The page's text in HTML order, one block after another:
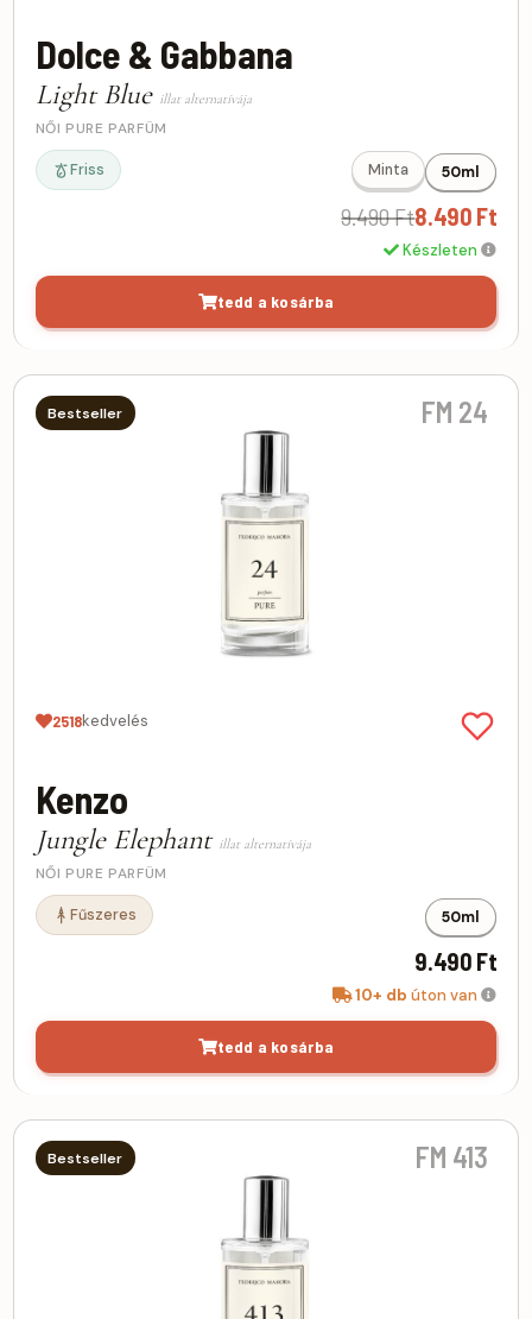
Dolce & Gabbana
Light Blue illat alternatívája
NŐI PURE PARFÜM
Friss Minta 50ml
9.490 Ft8.490 Ft
Készleten
tedd a kosárba
Bestseller FM 24
2518kedvelés
Kenzo
Jungle Elephant illat alternatívája
NŐI PURE PARFÜM
Fűszeres 50ml
9.490 Ft
10+ db úton van
tedd a kosárba
Bestseller FM 413